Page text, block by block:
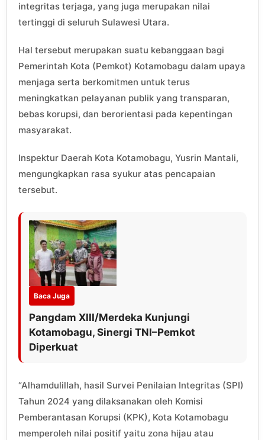
integritas terjaga, yang juga merupakan nilai
tertinggi di seluruh Sulawesi Utara.
Hal tersebut merupakan suatu kebanggaan bagi
Pemerintah Kota (Pemkot) Kotamobagu dalam upaya
menjaga serta berkomitmen untuk terus
meningkatkan pelayanan publik yang transparan,
bebas korupsi, dan berorientasi pada kepentingan
masyarakat.
Inspektur Daerah Kota Kotamobagu, Yusrin Mantali,
mengungkapkan rasa syukur atas pencapaian
tersebut.
Baca Juga
Pangdam XIII/Merdeka Kunjungi
Kotamobagu, Sinergi TNI–Pemkot
Diperkuat
“Alhamdulillah, hasil Survei Penilaian Integritas (SPI)
Tahun 2024 yang dilaksanakan oleh Komisi
Pemberantasan Korupsi (KPK), Kota Kotamobagu
memperoleh nilai positif yaitu zona hijau atau